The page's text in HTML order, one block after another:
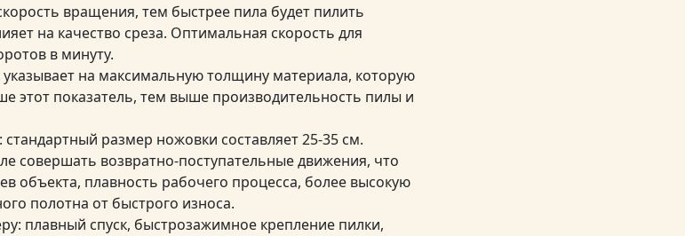
вращения, тем быстрее пила будет пилить
на качество среза. Оптимальная скорость для
в минуту.
указывает на максимальную толщину материала, которую
этот показатель, тем выше производительность пилы и
размер ножовки составляет 25-35 см.
совершать возвратно-поступательные движения, что
объекта, плавность рабочего процесса, более высокую
полотна от быстрого износа.
плавный спуск, быстрозажимное крепление пилки,